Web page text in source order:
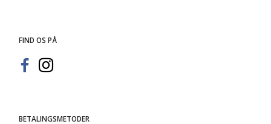
FIND OS PÅ
BETALINGSMETODER